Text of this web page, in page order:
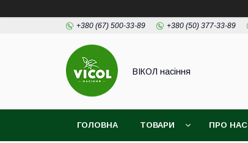
+380 (67) 500-33-89 +380 (50) 377-33-89
ВІКОЛ насіння
ГОЛОВНА ТОВАРИ ПРО НАС